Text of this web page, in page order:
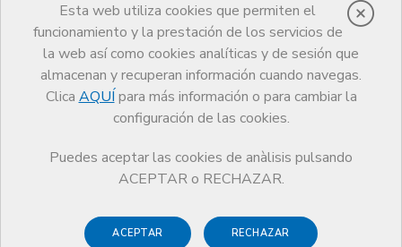
Esta web utiliza cookies que permiten el
funcionamiento y la prestación de los servicios de
la web así como cookies analíticas y de sesión que
almacenan y recuperan información cuando navegas.
Clica AQUÍ para más información o para cambiar la
configuración de las cookies.
Puedes aceptar las cookies de anàlisis pulsando
ACEPTAR o RECHAZAR.
ACEPTAR RECHAZAR
Ventajas y
descuentos
Servicios Otros servicios
Ventajas y descuentos
Festival Clàssics L’Escala-Empúries